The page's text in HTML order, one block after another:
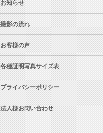
お知らせ
撮影の流れ
お客様の声
各種証明写真サイズ表
プライバシーポリシー
法人様お問い合わせ